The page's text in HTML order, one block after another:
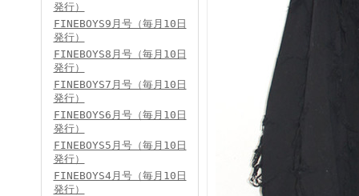
FINEBOYS2024年4月号
発行）
FINEBOYS9月号（毎月10日
発行）
FINEBOYS8月号（毎月10日
発行）
FINEBOYS7月号（毎月10日
発行）
FINEBOYS6月号（毎月10日
発行）
FINEBOYS5月号（毎月10日
発行）
FINEBOYS4月号（毎月10日
発行）